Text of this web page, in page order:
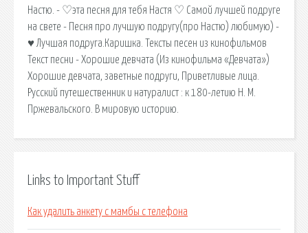
Настю. - ♡эта песня для тебя Настя ♡ Самой лучшей подруге
на свете - Песня про лучшую подругу(про Настю) любимую) -
♥ Лучшая подруга.Каришка. Тексты песен из кинофильмов
Текст песни - Хорошие девчата (Из кинофильма «Девчата»)
Хорошие девчата, заветные подруги, Приветливые лица.
Русский путешественник и натуралист : к 180-летию Н. М.
Пржевальского. В мировую историю.
Links to Important Stuff
Как удалить анкету с мамбы с телефона